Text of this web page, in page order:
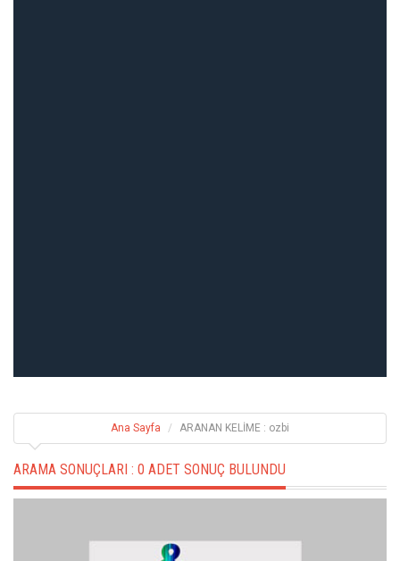
Ana Sayfa ARANAN KELİME : ozbi
ARAMA SONUÇLARI : 0 ADET SONUÇ BULUNDU